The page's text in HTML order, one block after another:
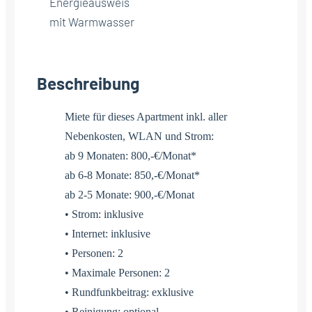
mit Warmwasser
Beschreibung
Miete für dieses Apartment inkl. aller
Nebenkosten, WLAN und Strom:
ab 9 Monaten: 800,-€/Monat*
ab 6-8 Monate: 850,-€/Monat*
ab 2-5 Monate: 900,-€/Monat
• Strom: inklusive
• Internet: inklusive
• Personen: 2
• Maximale Personen: 2
• Rundfunkbeitrag: exklusive